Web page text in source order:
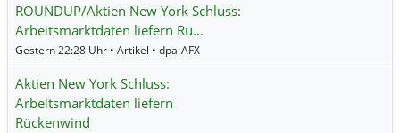
ROUNDUP/Aktien New York Schluss:
Arbeitsmarktdaten liefern Rü…
Gestern 22:28 Uhr • Artikel • dpa-AFX
Aktien New York Schluss:
Arbeitsmarktdaten liefern
Rückenwind